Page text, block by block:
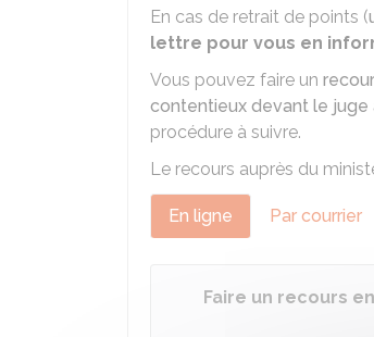
En cas de retrait de points (
lettre pour vous en
Vous pouvez faire un
contentieux devant le juge
procédure à suivre.
Le recours auprès du
En ligne Par courrier
Faire un recours